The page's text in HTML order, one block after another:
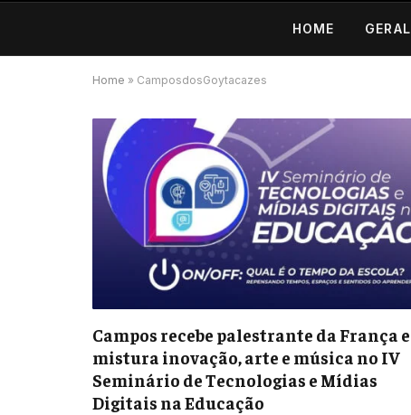
HOME GERAL
Home » CamposdosGoytacazes
Campos recebe palestrante da França e
mistura inovação, arte e música no IV
Seminário de Tecnologias e Mídias
Digitais na Educação